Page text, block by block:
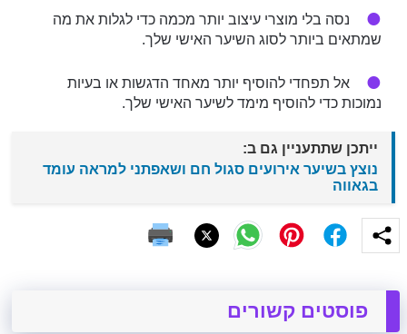
נסה בלי מוצרי עיצוב יותר מכמה כדי לגלות את מה
שמתאים ביותר לסוג השיער האישי שלך.
אל תפחדי להוסיף יותר מאחד הדגשות או בעיות
נמוכות כדי להוסיף מימד לשיער האישי שלך.
ייתכן שתתעניין גם ב:
נוצץ בשיער אירועים סגול חם ושאפתני למראה עומד
בגאווה
פוסטים קשורים